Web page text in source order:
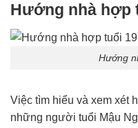
Hướng nhà hợp
Hướng
Việc tìm hiểu và xem xét
những người tuổi Mậu